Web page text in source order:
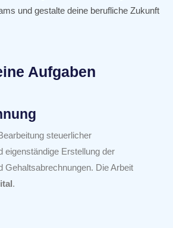
und gestalte deine berufliche Zukunft
Aufgaben
steuerlicher
eigenständige Erstellung der
Gehaltsabrechnungen. Die Arbeit
.